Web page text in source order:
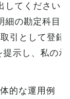
してください
細の勘定科目
引として登録
示し、私の
的な運用例